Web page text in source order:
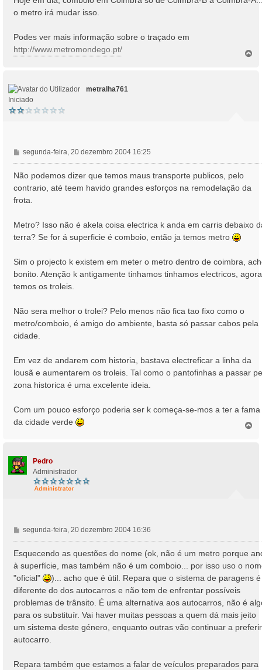
o metro irá mudar isso.
Podes ver mais informação sobre o traçado em
http://www.metromondego.pt/
metralha761
Iniciado
M
e
n
g
m
segunda-feira, 20 dezembro 2004 16:25
Não podemos dizer que temos maus transporte publicos, pelo
contrario, até teem havido grandes esforços na remodelação da
frota.
Metro? Isso não é akela coisa electrica k anda em carris debaixo
terra? Se for á superficie é comboio, então ja temos metro
Sim o projecto k existem em meter o metro dentro de coimbra,
bonito. Atenção k antigamente tinhamos tinhamos electricos, agora
temos os troleis.
Não sera melhor o trolei? Pelo menos não fica tao fixo como o
metro/comboio, é amigo do ambiente, basta só passar cabos pela
cidade.
Em vez de andarem com historia, bastava electreficar a linha da
lousã e aumentarem os troleis. Tal como o pantofinhas a passar
zona historica é uma excelente ideia.
Com um pouco esforço poderia ser k começa-se-mos a ter a fama
da cidade verde
Pedro
Administrador
M
e
n
g
e
m
segunda-feira, 20 dezembro 2004 16:36
Esquecendo as questões do nome (ok, não é um metro porque
à superfície, mas também não é um comboio... por isso uso o
"oficial"
)... acho que é útil. Repara que o sistema de paragens é
diferente do dos autocarros e não tem de enfrentar possíveis
problemas de trânsito. É uma alternativa aos autocarros, não é
para os substituír. Vai haver muitas pessoas a quem dá mais jeito
um sistema deste género, enquanto outras vão continuar a
autocarro.
Repara também que estamos a falar de veículos preparados para